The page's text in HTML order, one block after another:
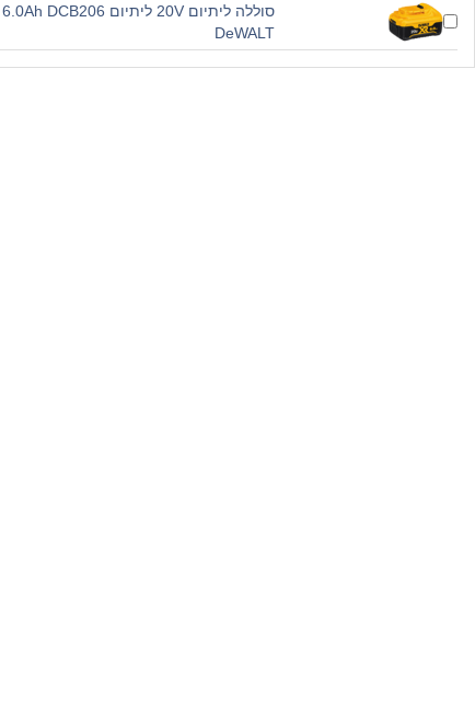
סוללה ליתיום 20V ליתיום 6.0Ah DCB206
DeWALT